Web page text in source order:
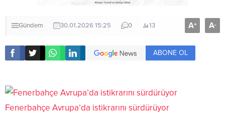
Gündem 30.01.2026 15:25 0 13 A+ A-
ABONE OL
Fenerbahçe Avrupa’da istikrarını sürdürüyor